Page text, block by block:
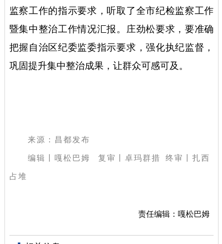
监察工作的指示要求，听取了全市纪检监察工作
暨集中整治工作情况汇报。庄劲松要求，要准确
把握自治区纪委监委指示要求，强化执纪监督，
巩固提升集中整治成果，让群众可感可及。
来源：昌都发布
编辑丨嘎松巴姆 复审丨卓玛群措 终审丨扎西
占堆
责任编辑：嘎松巴姆